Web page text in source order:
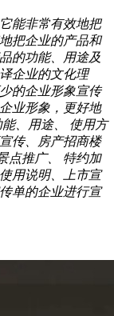
能非常有效地把
把企业的产品和
的功能、用途及
企业的文化理
的企业形象宣传
业形象，更好地
、用途、 使用方
传、房产招商楼
点推广、 特约加
用说明、上市宣
单的企业进行宣